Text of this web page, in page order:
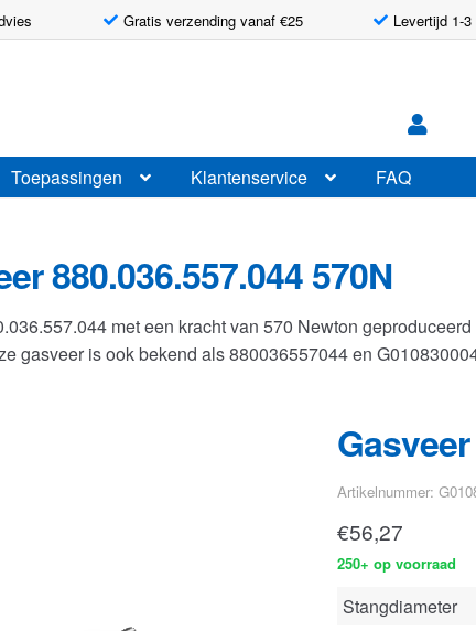
Gratis verzending vanaf €25 Levertijd 1-
Toepassingen Klantenservice FAQ
880.036.557.044 570N
met een kracht van 570 Newton
gasveer is ook bekend als 880036557044 en
Artikelnummer:
€56,27
250+ op voorraad
Stangdiameter